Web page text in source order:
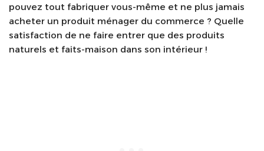
pouvez tout fabriquer vous-même et ne plus jamais
acheter un produit ménager du commerce ? Quelle
satisfaction de ne faire entrer que des produits
naturels et faits-maison dans son intérieur !